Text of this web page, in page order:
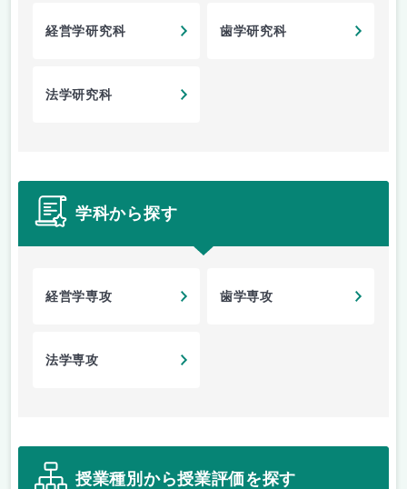
経営学研究科 歯学研究科
法学研究科
学科から探す
経営学専攻 歯学専攻
法学専攻
授業種別から授業評価を探す